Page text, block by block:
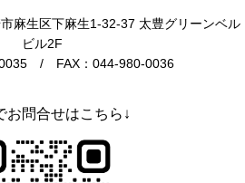
麻生区下麻生1-32-37 太豊グリーンベル
ビル2F
/ FAX：044-980-0036
お問合せはこちら↓